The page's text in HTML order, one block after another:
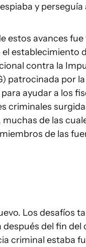
y perseguía
estos avances fue
establecimiento
contra la
patrocinada por la
ayudar a los
criminales
de las
de las
Los desafíos
después del fin
criminal estaba